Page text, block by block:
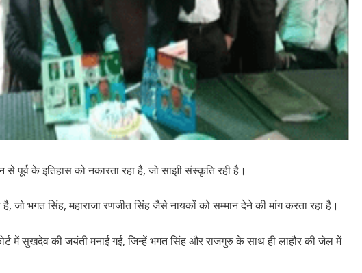
पूर्व के इतिहास को नकारता रहा है, जो साझी संस्कृति रही है।
है, जो भगत सिंह, महाराजा रणजीत सिंह जैसे नायकों को सम्मान देने की मांग करता रहा है।
में सुखदेव की जयंती मनाई गई, जिन्हें भगत सिंह और राजगुरु के साथ ही लाहौर की जेल में